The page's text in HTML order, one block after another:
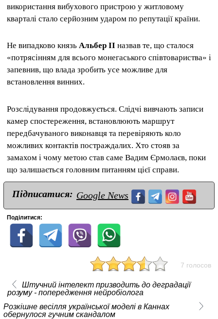
використання вибухового пристрою у житловому
кварталі стало серйозним ударом по репутації країни.
Не випадково князь Альбер II назвав те, що сталося
«потрясінням для всього монегаського співтовариства» і
запевнив, що влада зробить усе можливе для
встановлення винних.
Розслідування продовжується. Слідчі вивчають записи
камер спостереження, встановлюють маршрут
передбачуваного виконавця та перевіряють коло
можливих контактів постраждалих. Хто стояв за
замахом і чому метою став саме Вадим Єрмолаєв, поки
що залишається головним питанням цієї справи.
Підписатися: Google News
Поділитися:
7 голосов
Штучний інтелект призводить до деградації
розуму - попередження нейробіолога
Розкішне весілля української моделі в Каннах
обернулося гучним скандалом